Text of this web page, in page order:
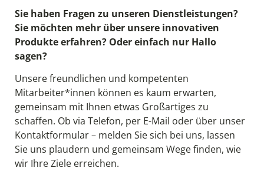
Sie haben Fragen zu unseren Dienstleistungen?
Sie möchten mehr über unsere innovativen
Produkte erfahren? Oder einfach nur Hallo
sagen?
Unsere freundlichen und kompetenten
Mitarbeiter*innen können es kaum erwarten,
gemeinsam mit Ihnen etwas Großartiges zu
schaffen. Ob via Telefon, per E-Mail oder über unser
Kontaktformular – melden Sie sich bei uns, lassen
Sie uns plaudern und gemeinsam Wege finden, wie
wir Ihre Ziele erreichen.